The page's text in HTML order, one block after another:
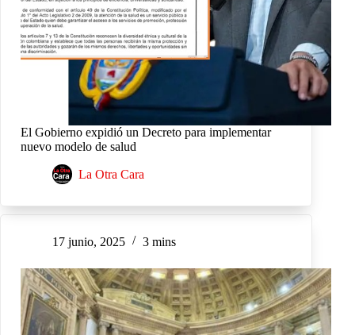
El Gobierno expidió un Decreto para implementar
nuevo modelo de salud
La Otra Cara
17 junio, 2025 3 mins